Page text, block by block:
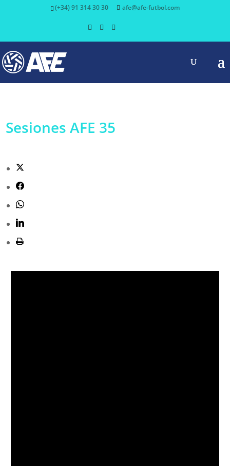
(+34) 91 314 30 30 afe@afe-futbol.com
Sesiones AFE 35